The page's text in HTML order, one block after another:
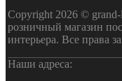
Copyright 2026 ©
розничный магазин
интерьера. Все права
Наши адреса: